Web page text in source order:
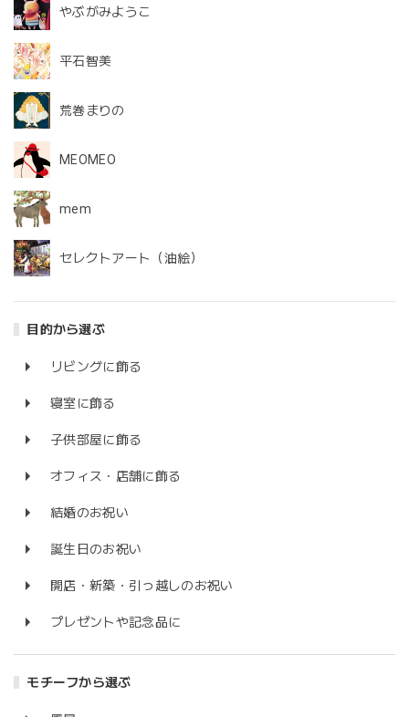
やぶがみようこ
平石智美
荒巻まりの
MEOMEO
mem
セレクトアート（油絵）
目的から選ぶ
リビングに飾る
寝室に飾る
子供部屋に飾る
オフィス・店舗に飾る
結婚のお祝い
誕生日のお祝い
開店・新築・引っ越しのお祝い
プレゼントや記念品に
モチーフから選ぶ